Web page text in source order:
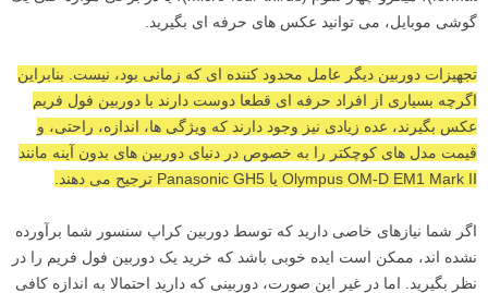
گوشی موبایل، می توانید عکس های حرفه ای بگیرید.
تجهیزات دوربین دیگر عامل محدود کننده ای که زمانی بود، نیست. بنابراین
اگرچه بسیاری از افراد حرفه ای قطعا دوست دارند با دوربین فول فریم
عکس بگیرند، عده زیادی نیز وجود دارند که ویژگی ها، اندازه، راحتی، و
قیمت مدل های کوچکتر را به خصوص در دنیای دوربین های بدون آینه مانند
Olympus OM-D EM1 Mark II یا Panasonic GH5 ترجیح می دهند.
اگر شما نیازهای خاصی دارید که توسط دوربین کراپ سنسور شما برآورده
نشده اند، ممکن است ایده خوبی باشد که خرید یک دوربین فول فریم را در
نظر بگیرید. اما در غیر این صورت، دوربینی که دارید احتمالا به اندازه کافی